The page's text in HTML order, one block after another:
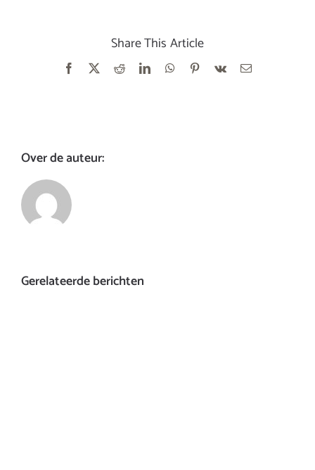
Share This Article
Facebook RedditLinkedInWhatsApp
Pinterest
Vk
E-
Over de auteur:
Gerelateerde berichten